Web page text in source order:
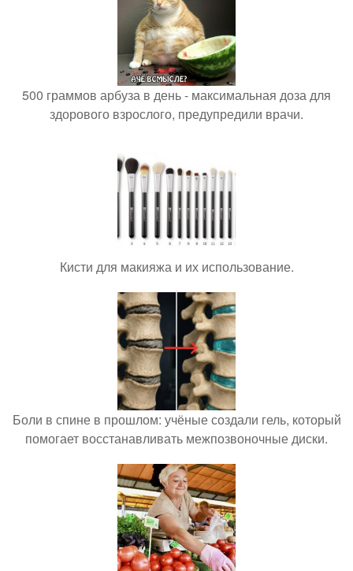
500 граммов арбуза в день - максимальная доза для
здорового взрослого, предупредили врачи.
Кисти для макияжа и их использование.
Боли в спине в прошлом: учёные создали гель, который
помогает восстанавливать межпозвоночные диски.